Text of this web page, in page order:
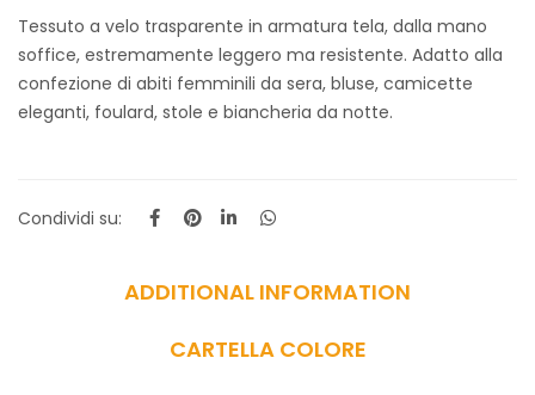
Tessuto a velo trasparente in armatura tela, dalla mano
soffice, estremamente leggero ma resistente. Adatto alla
confezione di abiti femminili da sera, bluse, camicette
eleganti, foulard, stole e biancheria da notte.
Condividi su:
ADDITIONAL INFORMATION
CARTELLA COLORE